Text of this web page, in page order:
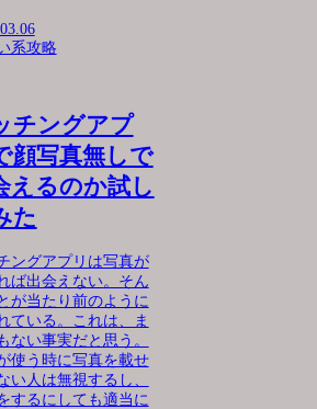
系攻略
チングアプ
顔写真無しで
えるのか試し
た
ングアプリは写真が
ば出会えない。そん
が当たり前のように
ている。これは、ま
ない事実だと思う。
使う時に写真を載せ
い人は無視するし、
するにしても適当に